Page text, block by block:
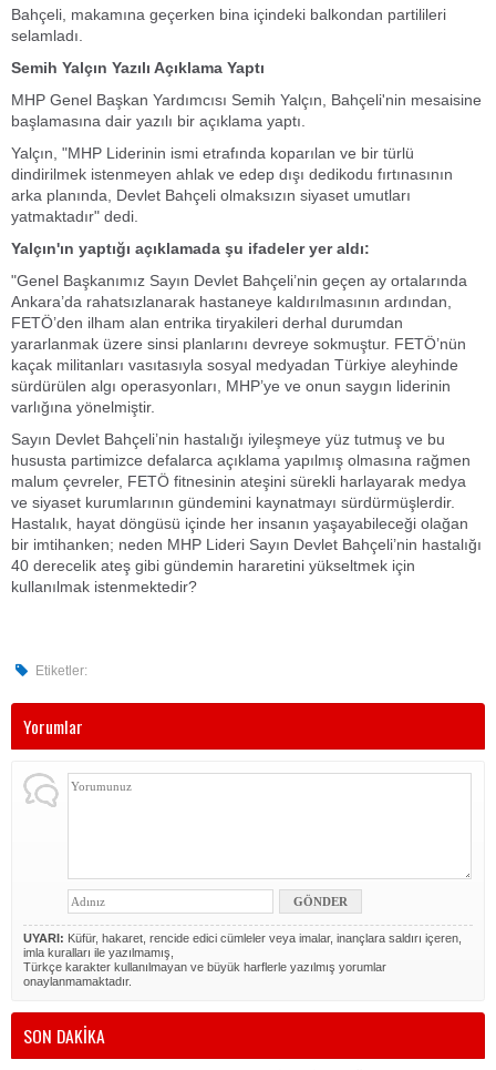
Bahçeli, makamına geçerken bina içindeki balkondan partilileri
selamladı.
Semih Yalçın Yazılı Açıklama Yaptı
MHP Genel Başkan Yardımcısı Semih Yalçın, Bahçeli'nin mesaisine
başlamasına dair yazılı bir açıklama yaptı.
Yalçın, "MHP Liderinin ismi etrafında koparılan ve bir türlü
dindirilmek istenmeyen ahlak ve edep dışı dedikodu fırtınasının
arka planında, Devlet Bahçeli olmaksızın siyaset umutları
yatmaktadır" dedi.
Yalçın'ın yaptığı açıklamada şu ifadeler yer aldı:
"Genel Başkanımız Sayın Devlet Bahçeli’nin geçen ay ortalarında
Ankara’da rahatsızlanarak hastaneye kaldırılmasının ardından,
FETÖ’den ilham alan entrika tiryakileri derhal durumdan
yararlanmak üzere sinsi planlarını devreye sokmuştur. FETÖ’nün
kaçak militanları vasıtasıyla sosyal medyadan Türkiye aleyhinde
sürdürülen algı operasyonları, MHP’ye ve onun saygın liderinin
varlığına yönelmiştir.
Sayın Devlet Bahçeli’nin hastalığı iyileşmeye yüz tutmuş ve bu
hususta partimizce defalarca açıklama yapılmış olmasına rağmen
malum çevreler, FETÖ fitnesinin ateşini sürekli harlayarak medya
ve siyaset kurumlarının gündemini kaynatmayı sürdürmüşlerdir.
Hastalık, hayat döngüsü içinde her insanın yaşayabileceği olağan
bir imtihanken; neden MHP Lideri Sayın Devlet Bahçeli’nin hastalığı
40 derecelik ateş gibi gündemin hararetini yükseltmek için
kullanılmak istenmektedir?
Etiketler:
Yorumlar
UYARI: Küfür, hakaret, rencide edici cümleler veya imalar, inançlara saldırı içeren,
imla kuralları ile yazılmamış,
Türkçe karakter kullanılmayan ve büyük harflerle yazılmış yorumlar
onaylanmamaktadır.
SON DAKİKA